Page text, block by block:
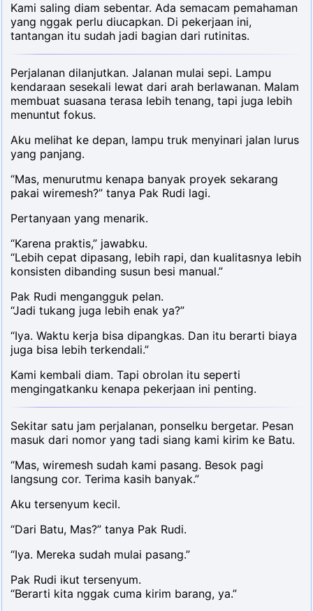
Kami saling diam sebentar. Ada semacam pemahaman
yang nggak perlu diucapkan. Di pekerjaan ini,
tantangan itu sudah jadi bagian dari rutinitas.
Perjalanan dilanjutkan. Jalanan mulai sepi. Lampu
kendaraan sesekali lewat dari arah berlawanan. Malam
membuat suasana terasa lebih tenang, tapi juga lebih
menuntut fokus.
Aku melihat ke depan, lampu truk menyinari jalan lurus
yang panjang.
“Mas, menurutmu kenapa banyak proyek sekarang
pakai wiremesh?” tanya Pak Rudi lagi.
Pertanyaan yang menarik.
“Karena praktis,” jawabku.
“Lebih cepat dipasang, lebih rapi, dan kualitasnya lebih
konsisten dibanding susun besi manual.”
Pak Rudi mengangguk pelan.
“Jadi tukang juga lebih enak ya?”
“Iya. Waktu kerja bisa dipangkas. Dan itu berarti biaya
juga bisa lebih terkendali.”
Kami kembali diam. Tapi obrolan itu seperti
mengingatkanku kenapa pekerjaan ini penting.
Sekitar satu jam perjalanan, ponselku bergetar. Pesan
masuk dari nomor yang tadi siang kami kirim ke Batu.
“Mas, wiremesh sudah kami pasang. Besok pagi
langsung cor. Terima kasih banyak.”
Aku tersenyum kecil.
“Dari Batu, Mas?” tanya Pak Rudi.
“Iya. Mereka sudah mulai pasang.”
Pak Rudi ikut tersenyum.
“Berarti kita nggak cuma kirim barang, ya.”